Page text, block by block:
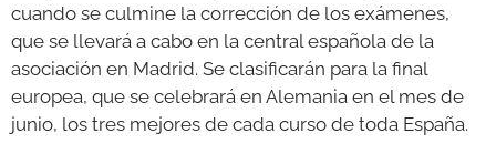
cuando se culmine la corrección de los exámenes,
que se llevará a cabo en la central española de la
asociación en Madrid. Se clasificarán para la final
europea, que se celebrará en Alemania en el mes de
junio, los tres mejores de cada curso de toda España.